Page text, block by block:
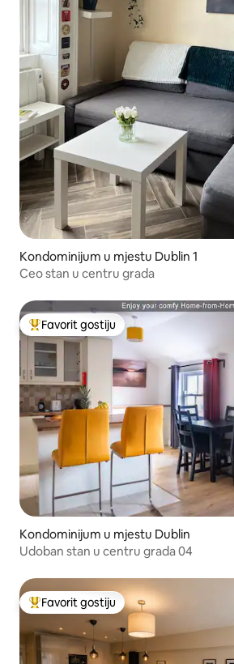
Kondominijum u mjestu Dublin 1
Ceo stan u centru grada
Glavni favorit gostiju
Favorit gostiju
Kondominijum u mjestu Dublin
Udoban stan u centru grada 04
Glavni favorit gostiju
Favorit gostiju